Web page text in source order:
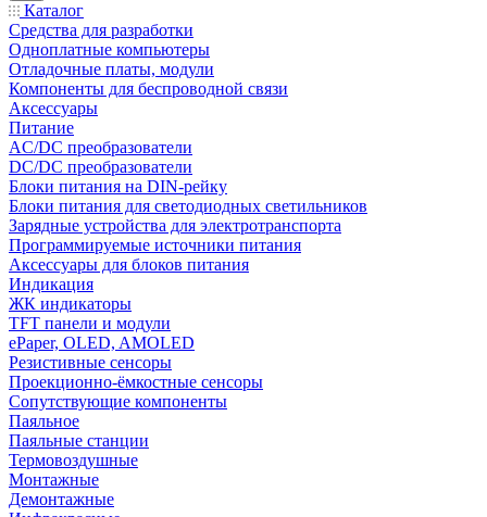
Каталог
Средства для разработки
Одноплатные компьютеры
Отладочные платы, модули
Компоненты для беспроводной связи
Аксессуары
Питание
AC/DC преобразователи
DC/DC преобразователи
Блоки питания на DIN-рейку
Блоки питания для светодиодных светильников
Зарядные устройства для электротранспорта
Программируемые источники питания
Аксессуары для блоков питания
Индикация
ЖК индикаторы
TFT панели и модули
ePaper, OLED, AMOLED
Резистивные сенсоры
Проекционно-ёмкостные сенсоры
Сопутствующие компоненты
Паяльное
Паяльные станции
Термовоздушные
Монтажные
Демонтажные